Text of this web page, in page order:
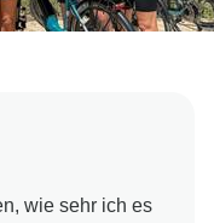
wie sehr ich es